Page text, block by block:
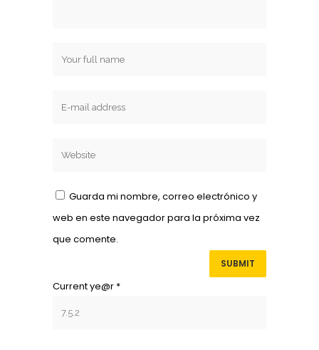
Guarda mi nombre, correo electrónico y
web en este navegador para la próxima vez
que comente.
Current ye@r *